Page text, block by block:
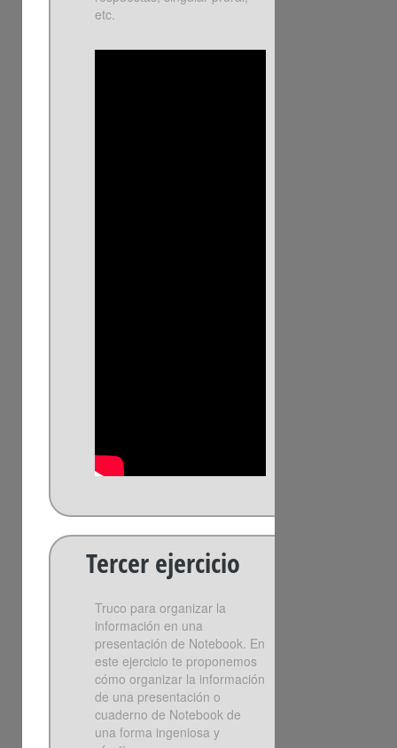
etc.
Tercer ejercicio
Truco para organizar la
información en una
presentación de Notebook. En
este ejercicio te proponemos
cómo organizar la información
de una presentación o
cuaderno de Notebook de
una forma ingeniosa y